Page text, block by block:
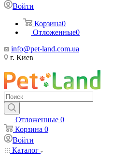
Войти
Корзина0
Отложенные0
info@pet-land.com.ua
г. Киев
Отложенные 0
Корзина 0
Войти
Каталог